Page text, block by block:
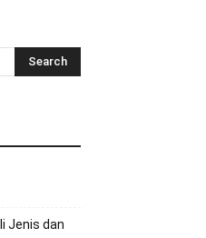
Jenis dan